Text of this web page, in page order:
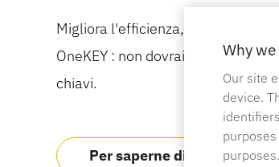
Migliora l'efficienza, la sicurezza e
OneKEY : non dovrai più
chiavi.
Per saperne di più
Why
Our site
device.